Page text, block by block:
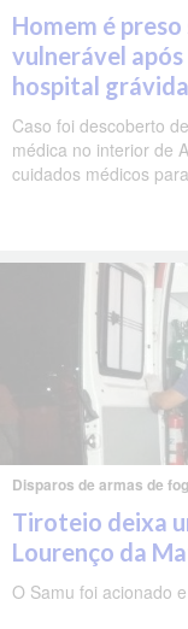
Homem é
vulnerável
hospital grávida
Caso foi descoberto
médica no interior de
cuidados médicos
Disparos de armas de
Tiroteio deixa
Lourenço da
O Samu foi acionado